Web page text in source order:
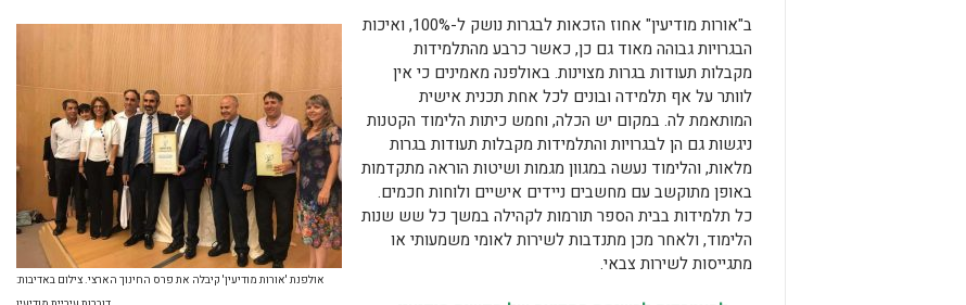
אולפנת 'אורות מודיעין' קיבלה את פרס החינוך הארצי. צילום באדיבות:
ב"אורות מודיעין" אחוז הזכאות לבגרות נושק ל-100%, ואיכות
הבגרויות גבוהה מאוד גם כן, כאשר כרבע מהתלמידות
מקבלות תעודות בגרות מצוינות. באולפנה מאמינים כי אין
לוותר על אף תלמידה ובונים לכל אחת תכנית אישית
המותאמת לה. במקום יש הכלה, וחמש כיתות הלימוד הקטנות
ניגשות גם הן לבגרויות והתלמידות מקבלות תעודות בגרות
מלאות, והלימוד נעשה במגוון מגמות ושיטות הוראה מתקדמות
באופן מתוקשב עם מחשבים ניידים אישיים ולוחות חכמים.
כל תלמידות בבית הספר תורמות לקהילה במשך כל שש שנות
הלימוד, ולאחר מכן מתנדבות לשירות לאומי משמעותי או
מתגייסות לשירות צבאי.